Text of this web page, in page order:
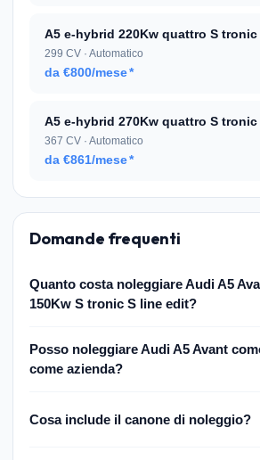
A5 e-hybrid 220Kw quattro S tronic
299 CV · Automatico
da €800/mese*
A5 e-hybrid 270Kw quattro S tronic
367 CV · Automatico
da €861/mese*
Domande frequenti
Quanto costa noleggiare Audi A5
150Kw S tronic S line edit?
Posso noleggiare Audi A5 Avant
come azienda?
Cosa include il canone di noleggio?